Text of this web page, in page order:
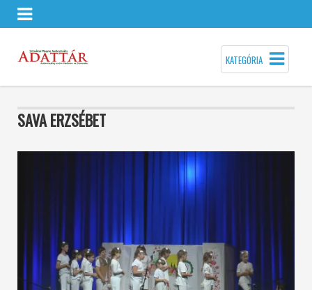
KATEGÓRIA
SAVA ERZSÉBET